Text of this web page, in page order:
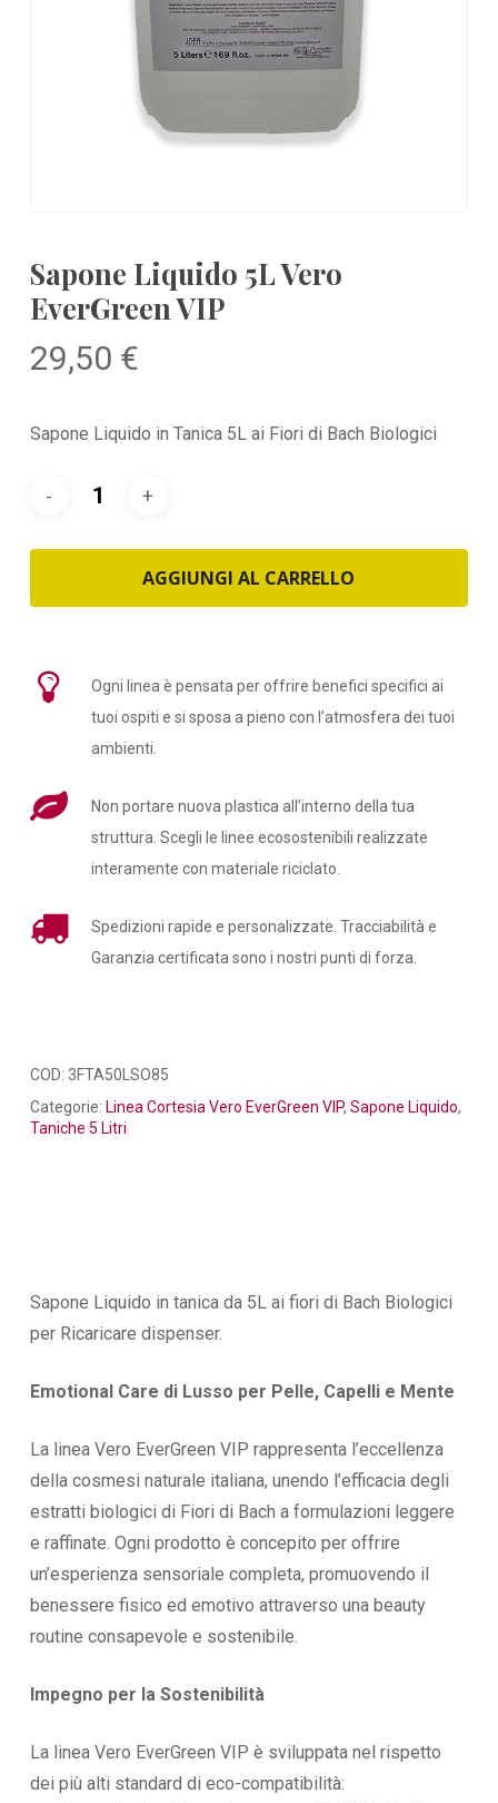
Sapone Liquido 5L Vero
EverGreen VIP
29,50 €
Sapone Liquido in Tanica 5L ai Fiori di Bach Biologici
AGGIUNGI AL CARRELLO
Ogni linea è pensata per offrire benefici specifici ai
tuoi ospiti e si sposa a pieno con l’atmosfera dei tuoi
ambienti.
Non portare nuova plastica all’interno della tua
struttura. Scegli le linee ecosostenibili realizzate
interamente con materiale riciclato.
Spedizioni rapide e personalizzate. Tracciabilità e
Garanzia certificata sono i nostri punti di forza.
COD: 3FTA50LSO85
Categorie: Linea Cortesia Vero EverGreen VIP, Sapone Liquido,
Taniche 5 Litri
Sapone Liquido in tanica da 5L ai fiori di Bach Biologici
per Ricaricare dispenser.
Emotional Care di Lusso per Pelle, Capelli e Mente
La linea Vero EverGreen VIP rappresenta l’eccellenza
della cosmesi naturale italiana, unendo l’efficacia degli
estratti biologici di Fiori di Bach a formulazioni leggere
e raffinate. Ogni prodotto è concepito per offrire
un’esperienza sensoriale completa, promuovendo il
benessere fisico ed emotivo attraverso una beauty
routine consapevole e sostenibile.
Impegno per la Sostenibilità
La linea Vero EverGreen VIP è sviluppata nel rispetto
dei più alti standard di eco-compatibilità: